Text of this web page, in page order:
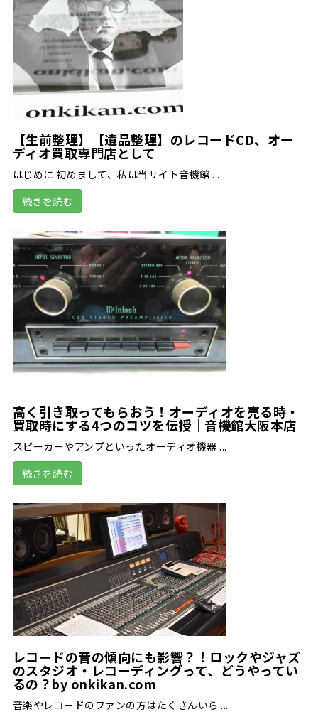
【生前整理】【遺品整理】のレコードCD、オー
ディオ買取専門店として
はじめに 初めまして、私は当サイト音機館 ...
続きを読む
高く引き取ってもらおう！オーディオを売る時・
買取時にする4つのコツを伝授｜音機館大阪本店
スピーカーやアンプといったオーディオ機器 ...
続きを読む
レコードの音の傾向にも影響？！ロックやジャズ
のスタジオ・レコーディングって、どうやってい
るの？by onkikan.com
音楽やレコードのファンの方はたくさんいら ...